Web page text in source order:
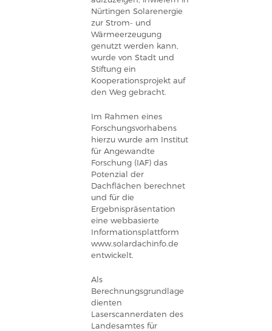
Nürtingen Solarenergie
zur Strom- und
Wärmeerzeugung
genutzt werden kann,
wurde von Stadt und
Stiftung ein
Kooperationsprojekt auf
den Weg gebracht.
Im Rahmen eines
Forschungsvorhabens
hierzu wurde am Institut
für Angewandte
Forschung (IAF) das
Potenzial der
Dachflächen berechnet
und für die
Ergebnispräsentation
eine webbasierte
Informationsplattform
www.solardachinfo.de
entwickelt.
Als
Berechnungsgrundlage
dienten
Laserscannerdaten des
Landesamtes für